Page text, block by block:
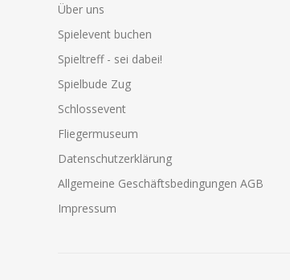
Über uns
Spielevent buchen
Spieltreff - sei dabei!
Spielbude Zug
Schlossevent
Fliegermuseum
Datenschutzerklärung
Allgemeine Geschäftsbedingungen AGB
Impressum